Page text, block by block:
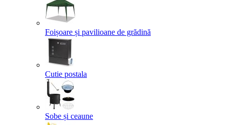
Foișoare și pavilioane de grădină
Cutie postala
Sobe și ceaune